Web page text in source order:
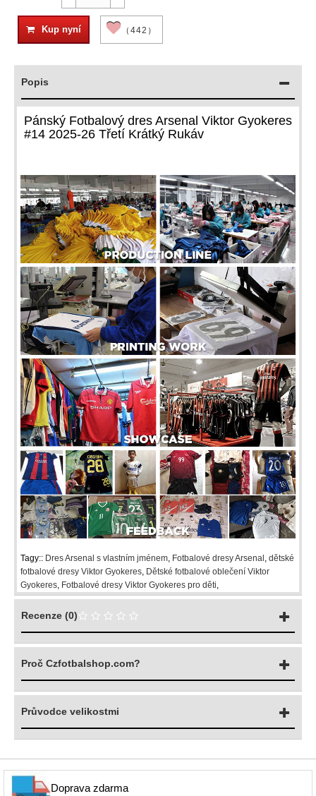
Kup nyní （442）
Popis
Pánský Fotbalový dres Arsenal Viktor Gyokeres
#14 2025-26 Třetí Krátký Rukáv
Tagy:: Dres Arsenal s vlastním jménem Fotbalové dresy Arsenal dětské
fotbalové dresy Viktor Gyokeres Dětské fotbalové oblečení Viktor
Gyokeres Fotbalové dresy Viktor Gyokeres pro děti
Recenze (0)
Proč Czfotbalshop.com?
Průvodce velikostmi
Doprava zdarma